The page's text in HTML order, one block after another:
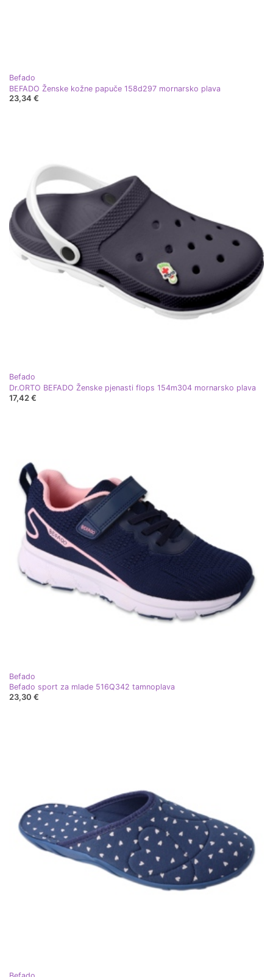
Befado
BEFADO Ženske kožne papuče 158d297 mornarsko plava
23,34 €
Befado
Dr.ORTO BEFADO Ženske pjenasti flops 154m304 mornarsko plava
17,42 €
Befado
Befado sport za mlade 516Q342 tamnoplava
23,30 €